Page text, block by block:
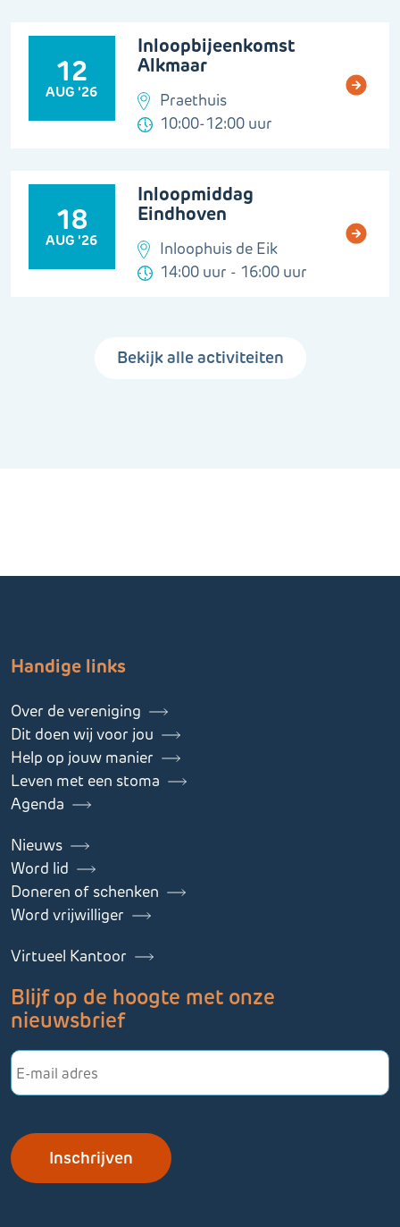
12
AUG '26
Inloopbijeenkomst
Alkmaar
Praethuis
10:00-12:00 uur
18
AUG '26
Inloopmiddag
Eindhoven
Inloophuis de Eik
14:00 uur - 16:00 uur
Bekijk alle activiteiten
Handige links
Over de vereniging
Dit doen wij voor jou
Help op jouw manier
Leven met een stoma
Agenda
Nieuws
Word lid
Doneren of schenken
Word vrijwilliger
Virtueel Kantoor
Blijf op de hoogte met onze
nieuwsbrief
E-
mailadres